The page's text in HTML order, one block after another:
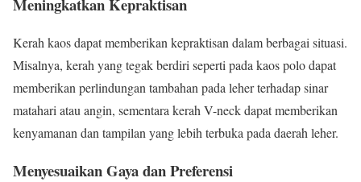
Meningkatkan Kepraktisan
Kerah kaos dapat memberikan kepraktisan dalam berbagai situasi.
Misalnya, kerah yang tegak berdiri seperti pada kaos polo dapat
memberikan perlindungan tambahan pada leher terhadap sinar
matahari atau angin, sementara kerah V-neck dapat memberikan
kenyamanan dan tampilan yang lebih terbuka pada daerah leher.
Menyesuaikan Gaya dan Preferensi